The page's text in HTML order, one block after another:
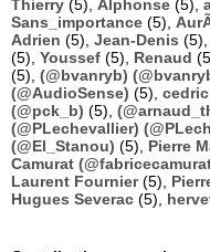
Thierry (5), Alphonse (5),
Sans_importance (5),
Adrien (5), Jean-Denis (5),
(5), Youssef (5), Renaud
(5), (@bvanryb)
(@AudioSense) (5),
(@pck_b) (5),
(@PLechevallier)
(@El_Stanou) (5), Pierre
Camurat
Laurent Fournier(5),
Hugues Severac (5),